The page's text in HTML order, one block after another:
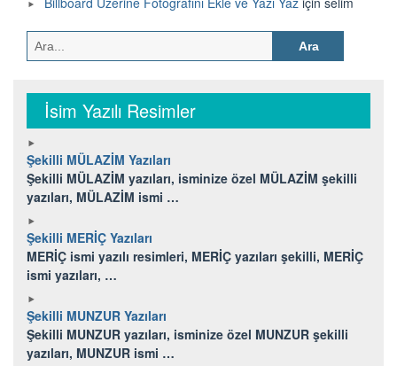
Arama:
İsim Yazılı Resimler
Şekilli MÜLAZİM Yazıları
Şekilli MÜLAZİM yazıları, isminize özel MÜLAZİM şekilli
yazıları, MÜLAZİM ismi …
Şekilli MERİÇ Yazıları
MERİÇ ismi yazılı resimleri, MERİÇ yazıları şekilli, MERİÇ
ismi yazıları, …
Şekilli MUNZUR Yazıları
Şekilli MUNZUR yazıları, isminize özel MUNZUR şekilli
yazıları, MUNZUR ismi …